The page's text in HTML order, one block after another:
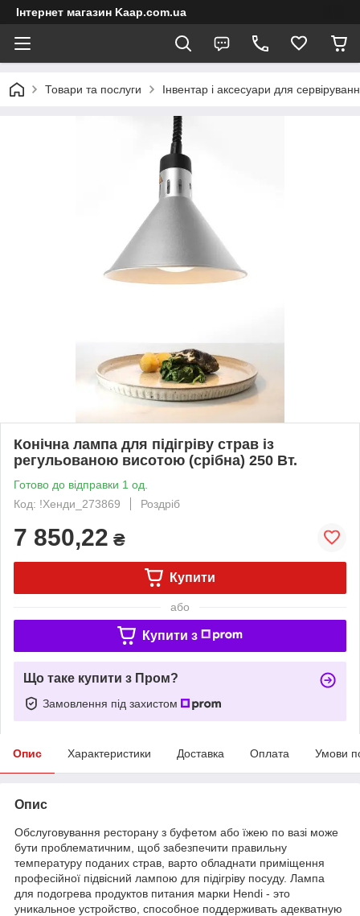
Інтернет магазин Kaap.com.ua
Товари та послуги Інвентар і аксесуари для
Конічна лампа для підігріву страв із
регульованою висотою (срібна) 250 Вт.
Готово до відправки 1 од.
Код: !Хенди_273869
Роздріб
7 850,22 ₴
Купити
або
Купити з
Що таке купити з Пром?
Замовлення під захистом
Опис Характеристики Доставка Оплата Умови
Опис
Обслуговування ресторану з буфетом або їжею по вазі може
бути проблематичним, щоб забезпечити правильну
температуру поданих страв, варто обладнати приміщення
професійної підвісний лампою для підігріву посуду. Лампа
для подогрева продуктов питания марки Hendi - это
уникальное устройство, способное поддерживать адекватную